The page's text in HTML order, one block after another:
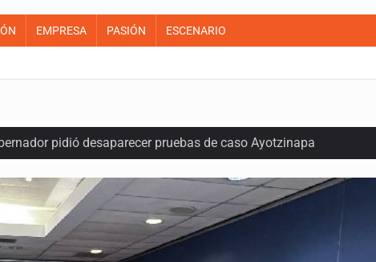
EMPRESA PASIÓN ESCENARIO
pidió desaparecer pruebas de caso Ayotzinapa
a defraudador de paquetes vacacionales
vida en incendio de una vivienda en Oblatos
un hombre en calles de El Salto